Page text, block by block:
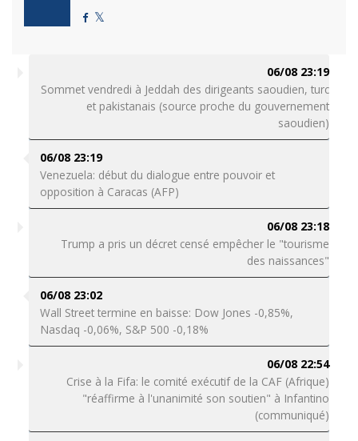
06/08 23:19
Sommet vendredi à Jeddah des dirigeants saoudien, turc
et pakistanais (source proche du gouvernement
saoudien)
06/08 23:19
Venezuela: début du dialogue entre pouvoir et
opposition à Caracas (AFP)
06/08 23:18
Trump a pris un décret censé empêcher le "tourisme
des naissances"
06/08 23:02
Wall Street termine en baisse: Dow Jones -0,85%,
Nasdaq -0,06%, S&P 500 -0,18%
06/08 22:54
Crise à la Fifa: le comité exécutif de la CAF (Afrique)
"réaffirme à l'unanimité son soutien" à Infantino
(communiqué)